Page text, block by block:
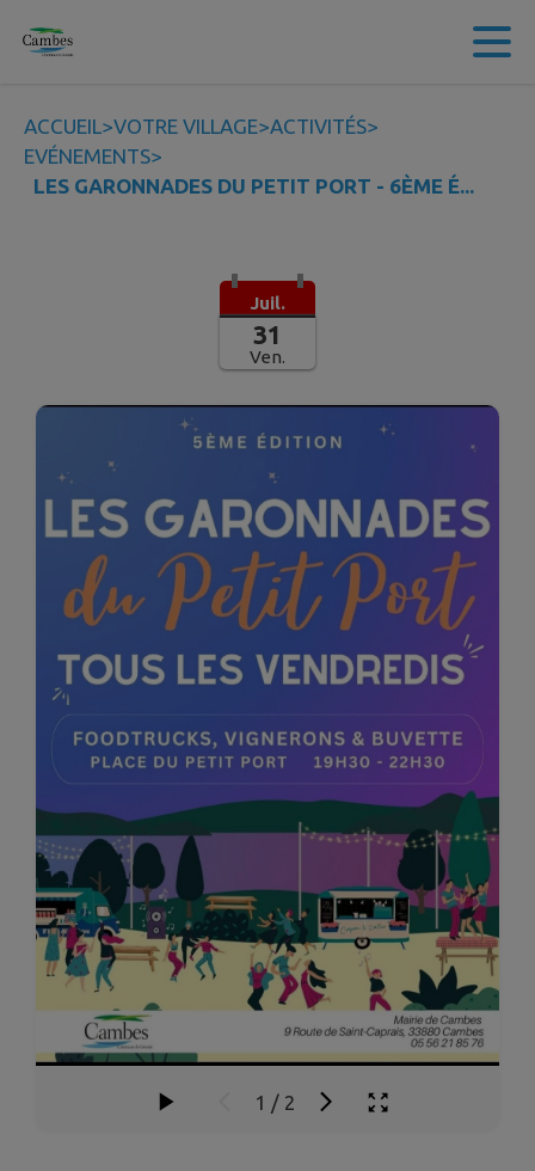
Contenu
ACCUEIL>VOTRE VILLAGE>ACTIVITÉS>
EVÉNEMENTS>
LES GARONNADES DU PETIT PORT - 6ÈME É...
Juil.
31
Ven.
1 / 2